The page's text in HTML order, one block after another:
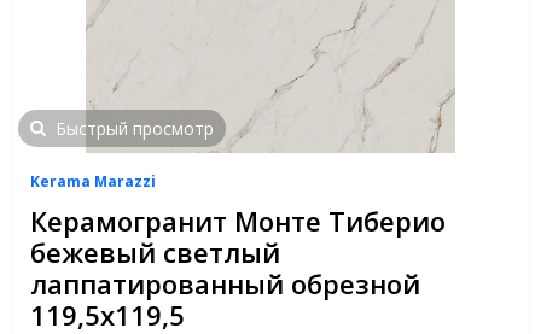
Быстрый просмотр
Kerama Marazzi
Керамогранит Монте Тиберио
бежевый светлый
лаппатированный обрезной
119,5х119,5